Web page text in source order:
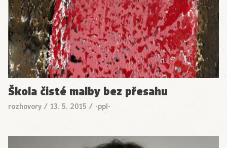
Škola čisté malby bez přesahu
rozhovory / 13. 5. 2015 / -ppl-